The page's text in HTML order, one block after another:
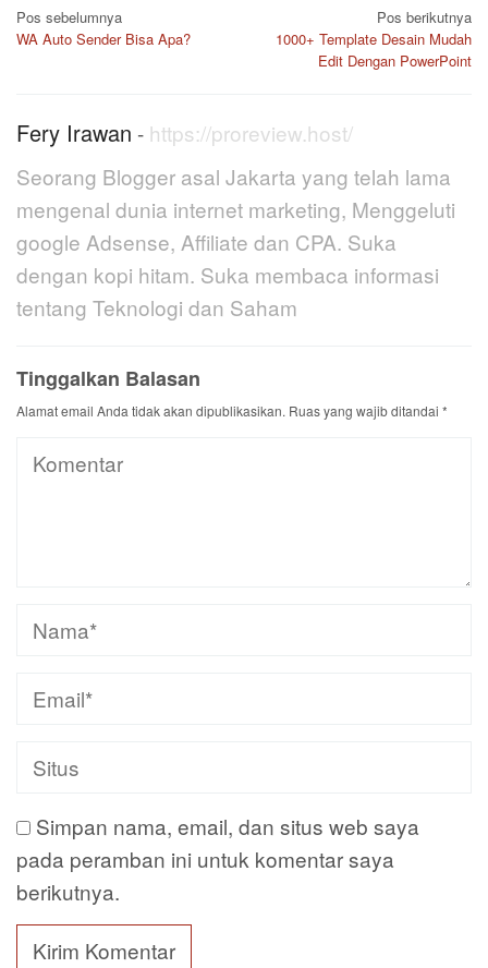
Navigasi
pos
Pos sebelumnya
WA Auto Sender Bisa Apa?
Pos berikutnya
1000+ Template Desain Mudah
Edit Dengan PowerPoint
Fery Irawan - https://proreview.host/
Seorang Blogger asal Jakarta yang telah lama
mengenal dunia internet marketing, Menggeluti
google Adsense, Affiliate dan CPA. Suka
dengan kopi hitam. Suka membaca informasi
tentang Teknologi dan Saham
Tinggalkan Balasan
Alamat email Anda tidak akan dipublikasikan. Ruas yang wajib ditandai *
Simpan nama, email, dan situs web saya
pada peramban ini untuk komentar saya
berikutnya.